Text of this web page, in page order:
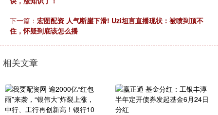
下一篇： 宏图配资 人气断崖下滑! Uzi坦言直播现状：被喷到顶不
住，怀疑到底该怎么播
相关文章